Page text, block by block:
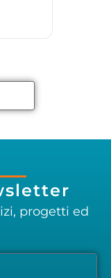
progetti ed